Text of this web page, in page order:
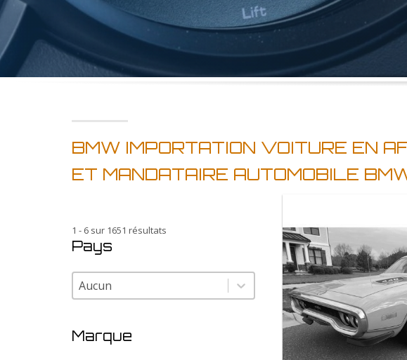
BMW IMPORTATION VOITURE EN
ET MANDATAIRE AUTOMOBILE
1 - 6 sur 1651 résultats
Pays
Pays
Pays
Marque